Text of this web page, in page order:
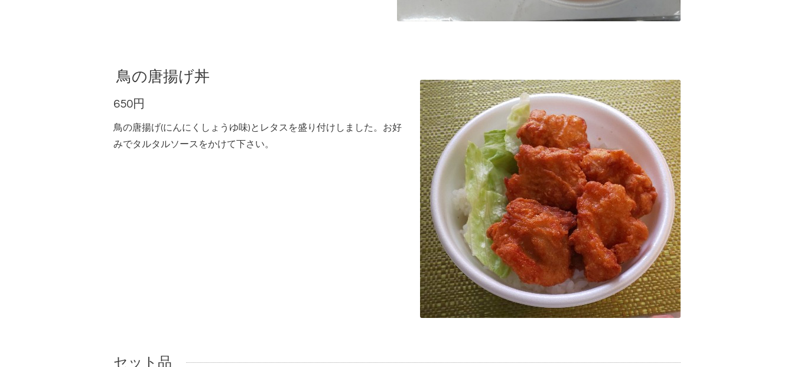
鳥の唐揚げ丼
650円
鳥の唐揚げ(にんにくしょうゆ味)とレタスを盛り付けしました。お好
みでタルタルソースをかけて下さい。
セット品